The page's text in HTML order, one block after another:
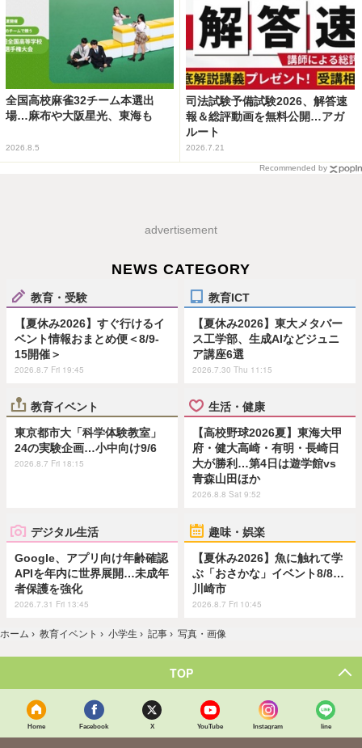
全国高校麻雀32チーム本選出
場…麻布や大阪星光、東海も
2026.8.5
司法試験予備試験2026、解答速
報＆総評動画を無料公開…アガ
ルート
2026.7.21
Recommended by
advertisement
NEWS CATEGORY
教育・受験
【夏休み2026】すぐ行けるイ
ベント情報おまとめ便＜8/9-
15開催＞
2026.8.7 Fri 19:45
教育ICT
【夏休み2026】東大メタバー
ス工学部、生成AIなどジュニ
ア講座6選
2026.7.30 Thu 11:15
教育イベント
東京都市大「科学体験教室」
24の実験企画…小中向け9/6
2026.8.7 Fri 18:15
生活・健康
【高校野球2026夏】東海大甲
府・健大高崎・有明・長崎日
大が勝利…第4日は遊学館vs
青森山田ほか
2026.8.8 Sat 9:52
デジタル生活
Google、アプリ向け年齢確認
APIを年内に世界展開…未成年
者保護を強化
2026.7.31 Fri 13:45
趣味・娯楽
【夏休み2026】魚に触れて学
ぶ「おさかな」イベント8/8…
川崎市
2026.8.7 Fri 10:45
ホーム › 教育イベント › 小学生 › 記事 › 写真・画像
TOP
Home Facebook X YouTube Instagram line